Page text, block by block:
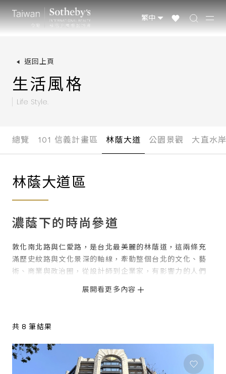
台灣物件
返回上頁
生活風格
Life Style.
總覽 101 信義計畫區 林蔭大道 公園景觀 大直水
林蔭大道區
濃蔭下的時尚參道
敦化南北路與仁愛路，是台北最美麗的林蔭道，這兩條充
滿歷史紋路與文化景深的軸線，牽動整個台北的文化、藝
術、商業與政治圈，從設計師到企業家，有影響力的人們
共 8 筆結果